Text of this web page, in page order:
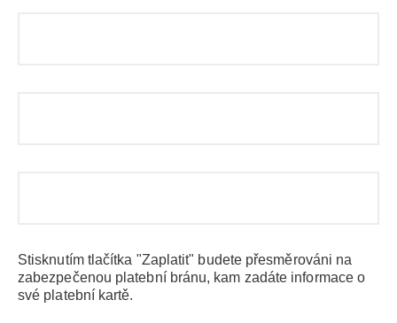
Stisknutím tlačítka "Zaplatit" budete přesměrováni na
zabezpečenou platební bránu, kam zadáte informace o
své platební kartě.